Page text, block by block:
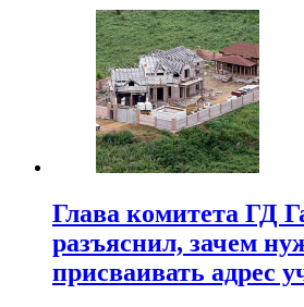
Глава комитета ГД
разъяснил, зачем
присваивать адрес